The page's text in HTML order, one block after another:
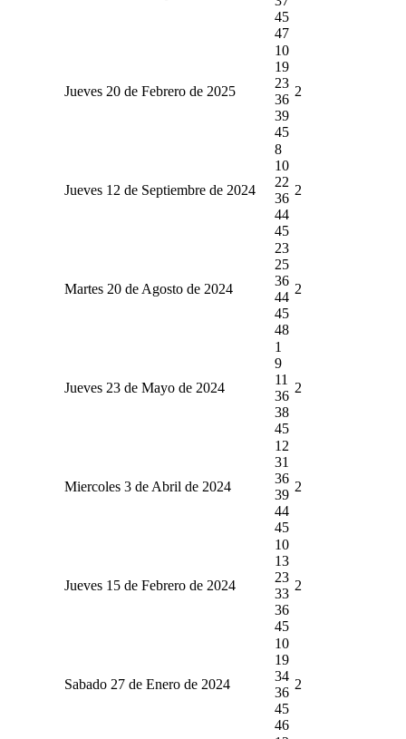
45
47
Jueves 20 de Febrero de 2025
10
19
23
36
39
45
2
Jueves 12 de Septiembre de 2024
8
10
22
36
44
45
2
Martes 20 de Agosto de 2024
23
25
36
44
45
48
2
Jueves 23 de Mayo de 2024
1
9
11
36
38
45
2
Miercoles 3 de Abril de 2024
12
31
36
39
44
45
2
Jueves 15 de Febrero de 2024
10
13
23
33
36
45
2
Sabado 27 de Enero de 2024
10
19
34
36
45
46
2